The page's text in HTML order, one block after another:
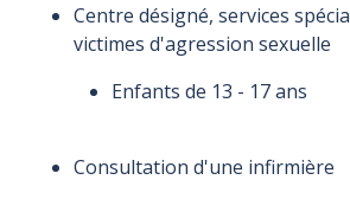
Centre désigné, services
victimes d'agression sexuelle
Enfants de 13 - 17 ans
Consultation d'une infirmière